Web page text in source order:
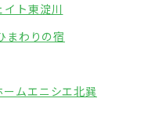
イト東淀川
まわりの宿
ームエニシエ北巽